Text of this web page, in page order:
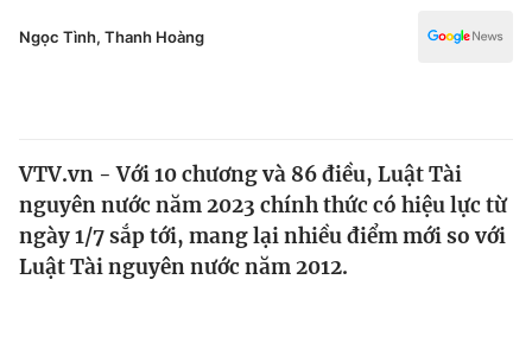
Xã hội
Thế giới
Văn hóa - Giải trí
Giáo dục
Ngọc Tình, Thanh Hoàng
VTV.vn - Với 10 chương và 86 điều, Luật Tài
nguyên nước năm 2023 chính thức có hiệu lực từ
ngày 1/7 sắp tới, mang lại nhiều điểm mới so với
Luật Tài nguyên nước năm 2012.